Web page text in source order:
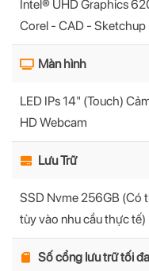
Intel® UHD Graphics
Corel - CAD - Sketchup
Màn hình
LED IPs 14" (Touch)
HD Webcam
Lưu Trữ
SSD Nvme 256GB (Có
tùy vào nhu cầu thực tế)
Số cổng lưu trữ tối đa